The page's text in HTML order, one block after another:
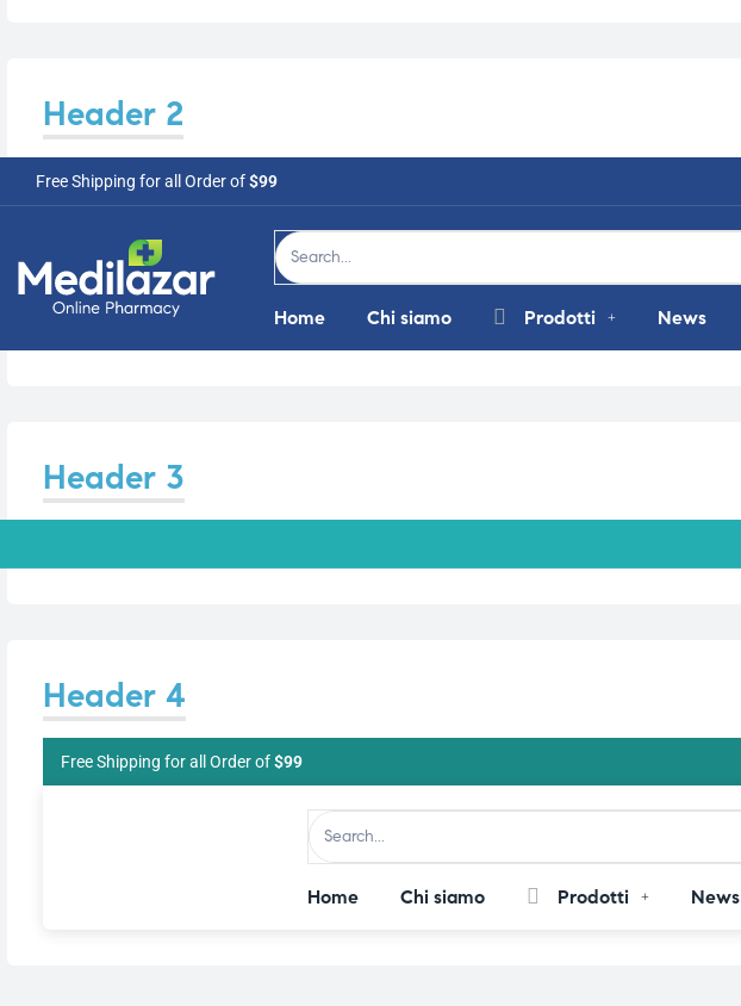
Header 2
Free Shipping for all Order of$99
Home Chi siamo Prodotti News
Header 3
Header 4
Free Shipping for all Order of$99
Home Chi siamo Prodotti News